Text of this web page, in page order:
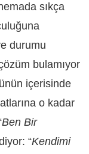
sıkça
durumu
bulamıyor
içerisinde
o kadar
Ben Bir
“Kendimi